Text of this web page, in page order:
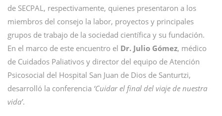
de SECPAL, respectivamente, quienes presentaron a los
miembros del consejo la labor, proyectos y principales
grupos de trabajo de la sociedad científica y su fundación.
En el marco de este encuentro el Dr. Julio Gómez, médico
de Cuidados Paliativos y director del equipo de Atención
Psicosocial del Hospital San Juan de Dios de Santurtzi,
desarrolló la conferencia ‘Cuidar el final del viaje de nuestra
vida’.